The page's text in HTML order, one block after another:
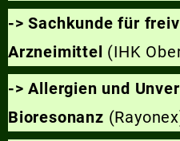
-> Sachkunde für
Arzneimittel (IHK
-> Allergien und
Bioresonanz